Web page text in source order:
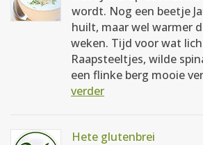
wordt. Nog een beetje
huilt, maar wel warmer
weken. Tijd voor wat
Raapsteeltjes, wilde
een flinke berg mooie
verder
Hete glutenbrei